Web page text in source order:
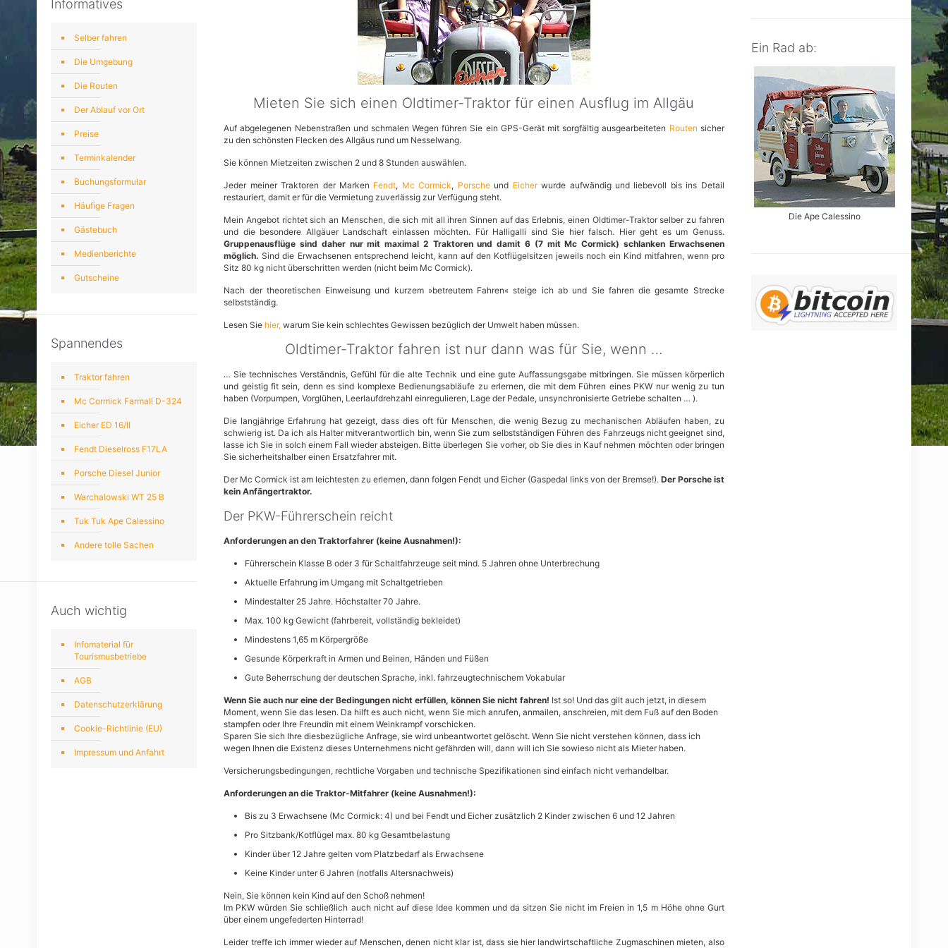
Mieten Sie sich einen Oldtimer-Traktor für einen Ausflug im Allgäu
Auf abgelegenen Nebenstraßen und schmalen Wegen führen Sie ein GPS-Gerät mit sorgfältig ausgearbeiteten Routen sicher
zu den schönsten Flecken des Allgäus rund um Nesselwang.
Sie können Mietzeiten zwischen 2 und 8 Stunden auswählen.
Jeder meiner Traktoren der Marken Fendt, Mc Cormick, Porscheund Eicherwurde aufwändig und liebevoll bis ins Detail
restauriert, damit er für die Vermietung zuverlässig zur Verfügung steht.
Mein Angebot richtet sich an Menschen, die sich mit all ihren Sinnen auf das Erlebnis, einen Oldtimer-Traktor selber zu fahren
und die besondere Allgäuer Landschaft einlassen möchten. Für Halligalli sind Sie hier falsch. Hier geht es um Genuss.
Gruppenausflüge sind daher nur mit maximal 2 Traktoren und damit 6 (7 mit Mc Cormick) schlanken Erwachsenen
möglich. Sind die Erwachsenen entsprechend leicht, kann auf den Kotflügelsitzen jeweils noch ein Kind mitfahren, wenn pro
Sitz 80 kg nicht überschritten werden (nicht beim Mc Cormick).
Nach der theoretischen Einweisung und kurzem »betreutem Fahren« steige ich ab und Sie fahren die gesamte Strecke
selbstständig.
Lesen Sie hier, warum Sie kein schlechtes Gewissen bezüglich der Umwelt haben müssen.
Oldtimer-Traktor fahren ist nur dann was für Sie, wenn …
… Sie technisches Verständnis, Gefühl für die alte Technik und eine gute Auffassungsgabe mitbringen. Sie müssen körperlich
und geistig fit sein, denn es sind komplexe Bedienungsabläufe zu erlernen, die mit dem Führen eines PKW nur wenig zu tun
haben (Vorpumpen, Vorglühen, Leerlaufdrehzahl einregulieren, Lage der Pedale, unsynchronisierte Getriebe schalten … ).
Die langjährige Erfahrung hat gezeigt, dass dies oft für Menschen, die wenig Bezug zu mechanischen Abläufen haben, zu
schwierig ist. Da ich als Halter mitverantwortlich bin, wenn Sie zum selbstständigen Führen des Fahrzeugs nicht geeignet sind,
lasse ich Sie in solch einem Fall wieder absteigen. Bitte überlegen Sie vorher, ob Sie dies in Kauf nehmen möchten oder bringen
Sie sicherheitshalber einen Ersatzfahrer mit.
Der Mc Cormick ist am leichtesten zu erlernen, dann folgen Fendt und Eicher (Gaspedal links von der Bremse!). Der Porsche ist
kein Anfängertraktor.
Der PKW-Führerschein reicht
Anforderungen an den Traktorfahrer (keine Ausnahmen!):
Führerschein Klasse B oder 3 für Schaltfahrzeuge seit mind. 5 Jahren ohne Unterbrechung
Aktuelle Erfahrung im Umgang mit Schaltgetrieben
Mindestalter 25 Jahre. Höchstalter 70 Jahre.
Max. 100 kg Gewicht (fahrbereit, vollständig bekleidet)
Mindestens 1,65 m Körpergröße
Gesunde Körperkraft in Armen und Beinen, Händen und Füßen
Gute Beherrschung der deutschen Sprache, inkl. fahrzeugtechnischem Vokabular
Wenn Sie auch nur eine der Bedingungen nicht erfüllen, können Sie nicht fahren! Ist so! Und das gilt auch jetzt, in diesem
Moment, wenn Sie das lesen. Da hilft es auch nicht, wenn Sie mich anrufen, anmailen, anschreien, mit dem Fuß auf den Boden
stampfen oder Ihre Freundin mit einem Weinkrampf vorschicken.
Sparen Sie sich Ihre diesbezügliche Anfrage, sie wird unbeantwortet gelöscht. Wenn Sie nicht verstehen können, dass ich
wegen Ihnen die Existenz dieses Unternehmens nicht gefährden will, dann will ich Sie sowieso nicht als Mieter haben.
Versicherungsbedingungen, rechtliche Vorgaben und technische Spezifikationen sind einfach nicht verhandelbar.
Anforderungen an die Traktor-Mitfahrer (keine Ausnahmen!):
Bis zu 3 Erwachsene (Mc Cormick: 4) und bei Fendt und Eicher zusätzlich 2 Kinder zwischen 6 und 12 Jahren
Pro Sitzbank/Kotflügel max. 80 kg Gesamtbelastung
Kinder über 12 Jahre gelten vom Platzbedarf als Erwachsene
Keine Kinder unter 6 Jahren (notfalls Altersnachweis)
Nein, Sie können kein Kind auf den Schoß nehmen!
Im PKW würden Sie schließlich auch nicht auf diese Idee kommen und da sitzen Sie nicht im Freien in 1,5 m Höhe ohne Gurt
über einem ungefederten Hinterrad!
Leider treffe ich immer wieder auf Menschen, denen nicht klar ist, dass sie hier landwirtschaftliche Zugmaschinen mieten, also
Informatives
Selber fahren
Die Umgebung
Die Routen
Der Ablauf vor Ort
Preise
Terminkalender
Buchungsformular
Häufige Fragen
Gästebuch
Medienberichte
Gutscheine
Spannendes
Traktor fahren
Mc Cormick Farmall D-324
Eicher ED 16/II
Fendt Dieselross F17LA
Porsche Diesel Junior
Warchalowski WT 25 B
Tuk Tuk Ape Calessino
Andere tolle Sachen
Auch wichtig
Infomaterial für
Tourismusbetriebe
AGB
Datenschutzerklärung
Cookie-Richtlinie (EU)
Impressum und Anfahrt
Ein Rad ab:
Die Ape Calessino